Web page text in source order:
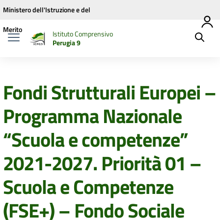
Vai ai contenuti
Vai al menu di navigazione
Vai al footer
Ministero dell'Istruzione e del
Merito
Istituto Comprensivo
Perugia 9
Fondi Strutturali Europei –
Programma Nazionale
“Scuola e competenze”
2021-2027. Priorità 01 –
Scuola e Competenze
(FSE+) – Fondo Sociale